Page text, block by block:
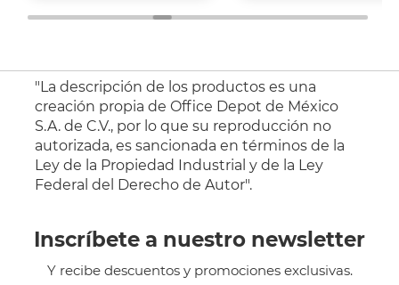
"La descripción de los productos es una
creación propia de Office Depot de México
S.A. de C.V., por lo que su reproducción no
autorizada, es sancionada en términos de la
Ley de la Propiedad Industrial y de la Ley
Federal del Derecho de Autor".
Inscríbete a nuestro newsletter
Y recibe descuentos y promociones exclusivas.